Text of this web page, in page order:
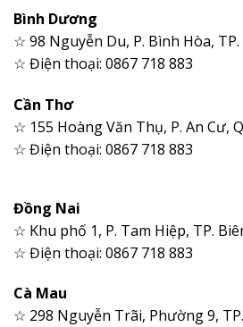
Bình Dương
☆ 98 Nguyễn Du, P. Bình Hòa,
☆ Điện thoại: 0867 718 883
Cần Thơ
☆ 155 Hoàng Văn Thụ, P. An Cư,
☆ Điện thoại: 0867 718 883
Đồng Nai
☆ Khu phố 1, P. Tam Hiệp, TP.
☆ Điện thoại: 0867 718 883
Cà Mau
☆ 298 Nguyễn Trãi, Phường 9,